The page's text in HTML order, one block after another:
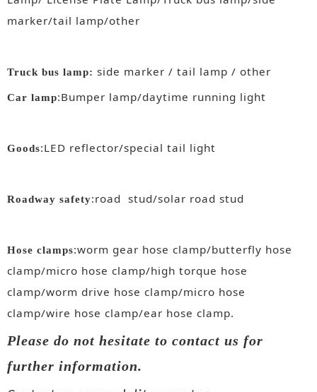
marker/tail lamp/other
Truck bus lamp: side marker / tail lamp / other
Car lamp:Bumper lamp/daytime running light
Goods:LED reflector/special tail light
Roadway safety:road stud/solar road stud
Hose clamps:worm gear hose clamp/butterfly hose
clamp/micro hose clamp/high torque hose
clamp/worm drive hose clamp/micro hose
clamp/wire hose clamp/ear hose clamp.
Please do not hesitate to contact us for
further information.